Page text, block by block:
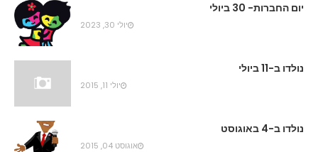
יום החברות- 30 ביולי
יולי 30, 2023
נולדו ב-11 ביולי
יולי 11, 2015
נולדו ב-4 באוגוסט
אוגוסט 04, 2015